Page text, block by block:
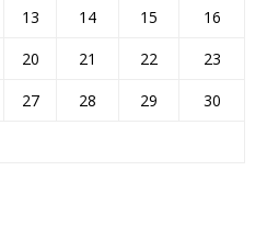
13 14 15
16
20 21 22
23
27 28 29
30